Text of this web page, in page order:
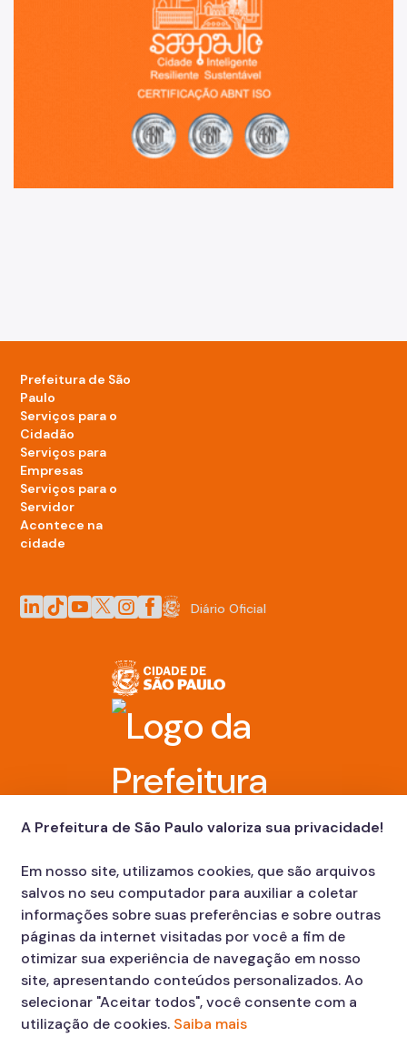
Prefeitura de São
Paulo
Serviços para o
Cidadão
Serviços para
Empresas
Serviços para o
Servidor
Acontece na
cidade
LinkedIn da Prefeitura de São Paulo
TikTok da Prefeitura de São Paulo
YouTube da Prefeitura de São Paulo
X da Prefeitura de São Paulo
Instagram da Prefeitura de São Paulo
Facebook da Prefeitura de São Paulo
Diário Oficial
A Prefeitura de São Paulo valoriza sua privacidade!
Em nosso site, utilizamos cookies, que são arquivos
salvos no seu computador para auxiliar a coletar
informações sobre suas preferências e sobre outras
páginas da internet visitadas por você a fim de
otimizar sua experiência de navegação em nosso
site, apresentando conteúdos personalizados. Ao
selecionar "Aceitar todos", você consente com a
utilização de cookies. Saiba mais